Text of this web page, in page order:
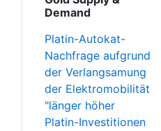
Demand
Platin-Autokat-
Nachfrage aufgrund
der Verlangsamung
der Elektromobilität
"länger höher
Platin-Investitionen